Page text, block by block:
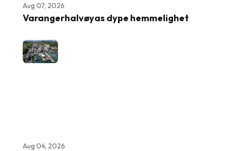
Aug 07, 2026
Varangerhalvøyas dype hemmelighet
Aug 04, 2026